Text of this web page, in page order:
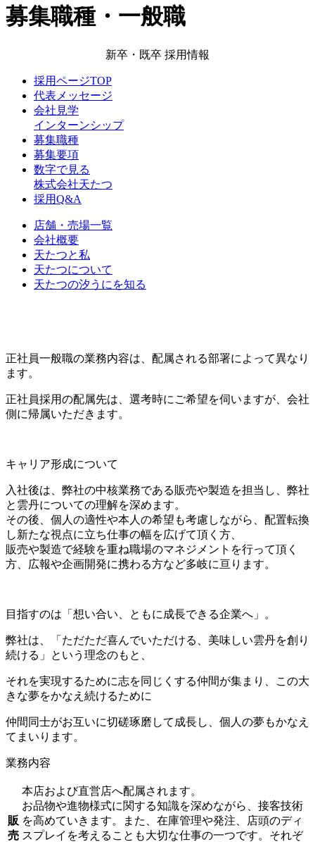
募集職種・一般職
新卒・既卒 採用情報
採用ページTOP
代表メッセージ
会社見学
インターンシップ
募集職種
募集要項
数字で見る
株式会社天たつ
採用Q&A
店舗・売場一覧
会社概要
天たつと私
天たつについて
天たつの汐うにを知る
正社員一般職の業務内容は、配属される部署によって異なり
ます。
正社員採用の配属先は、選考時にご希望を伺いますが、会社
側に帰属いただきます。
キャリア形成について
入社後は、弊社の中核業務である販売や製造を担当し、弊社
と雲丹についての理解を深めます。
その後、個人の適性や本人の希望も考慮しながら、配置転換
し新たな視点に立ち仕事の幅を広げて頂く方、
販売や製造で経験を重ね職場のマネジメントを行って頂く
方、広報や企画開発に携わる方など多岐に亘ります。
目指すのは「想い合い、ともに成長できる企業へ」。
弊社は、「ただただ喜んでいただける、美味しい雲丹を創り
続ける」という理念のもと、
それを実現するために志を同じくする仲間が集まり、この大
きな夢をかなえ続けるために
仲間同士がお互いに切磋琢磨して成長し、個人の夢もかなえ
てまいります。
業務内容
販
売
本店および直営店へ配属されます。
お品物や進物様式に関する知識を深めながら、接客技術
を高めていきます。また、在庫管理や発注、店頭のディ
スプレイを考えることも大切な仕事の一つです。それぞ